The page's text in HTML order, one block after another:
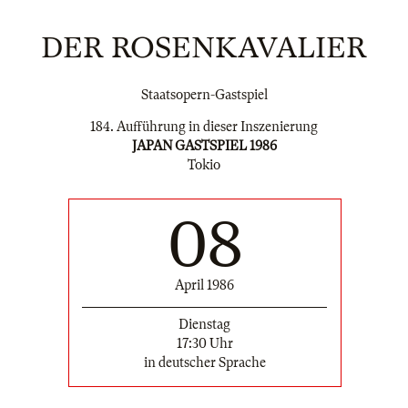
DER ROSENKAVALIER
Staatsopern-Gastspiel
184. Aufführung in dieser Inszenierung
JAPAN GASTSPIEL 1986
Tokio
08
April 1986
Dienstag
17:30 Uhr
in deutscher Sprache